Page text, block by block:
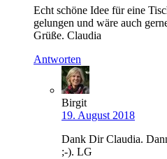
Echt schöne Idee für eine
gelungen und wäre auch
Grüße. Claudia
Antworten
Birgit
19. August 2018
Dank Dir Claudia.
;-). LG